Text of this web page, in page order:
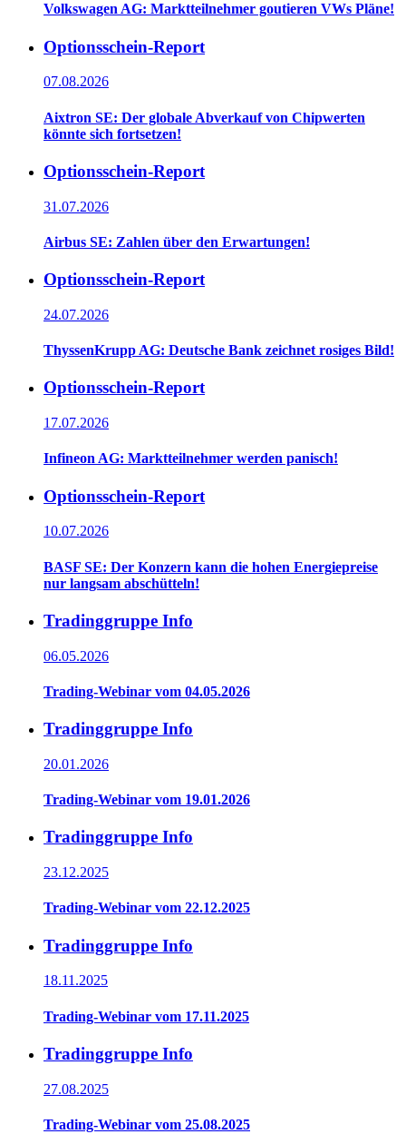
Volkswagen AG: Marktteilnehmer goutieren VWs Pläne!
Optionsschein-Report
07.08.2026
Aixtron SE: Der globale Abverkauf von Chipwerten
könnte sich fortsetzen!
Optionsschein-Report
31.07.2026
Airbus SE: Zahlen über den Erwartungen!
Optionsschein-Report
24.07.2026
ThyssenKrupp AG: Deutsche Bank zeichnet rosiges Bild!
Optionsschein-Report
17.07.2026
Infineon AG: Marktteilnehmer werden panisch!
Optionsschein-Report
10.07.2026
BASF SE: Der Konzern kann die hohen Energiepreise
nur langsam abschütteln!
Tradinggruppe Info
06.05.2026
Trading-Webinar vom 04.05.2026
Tradinggruppe Info
20.01.2026
Trading-Webinar vom 19.01.2026
Tradinggruppe Info
23.12.2025
Trading-Webinar vom 22.12.2025
Tradinggruppe Info
18.11.2025
Trading-Webinar vom 17.11.2025
Tradinggruppe Info
27.08.2025
Trading-Webinar vom 25.08.2025